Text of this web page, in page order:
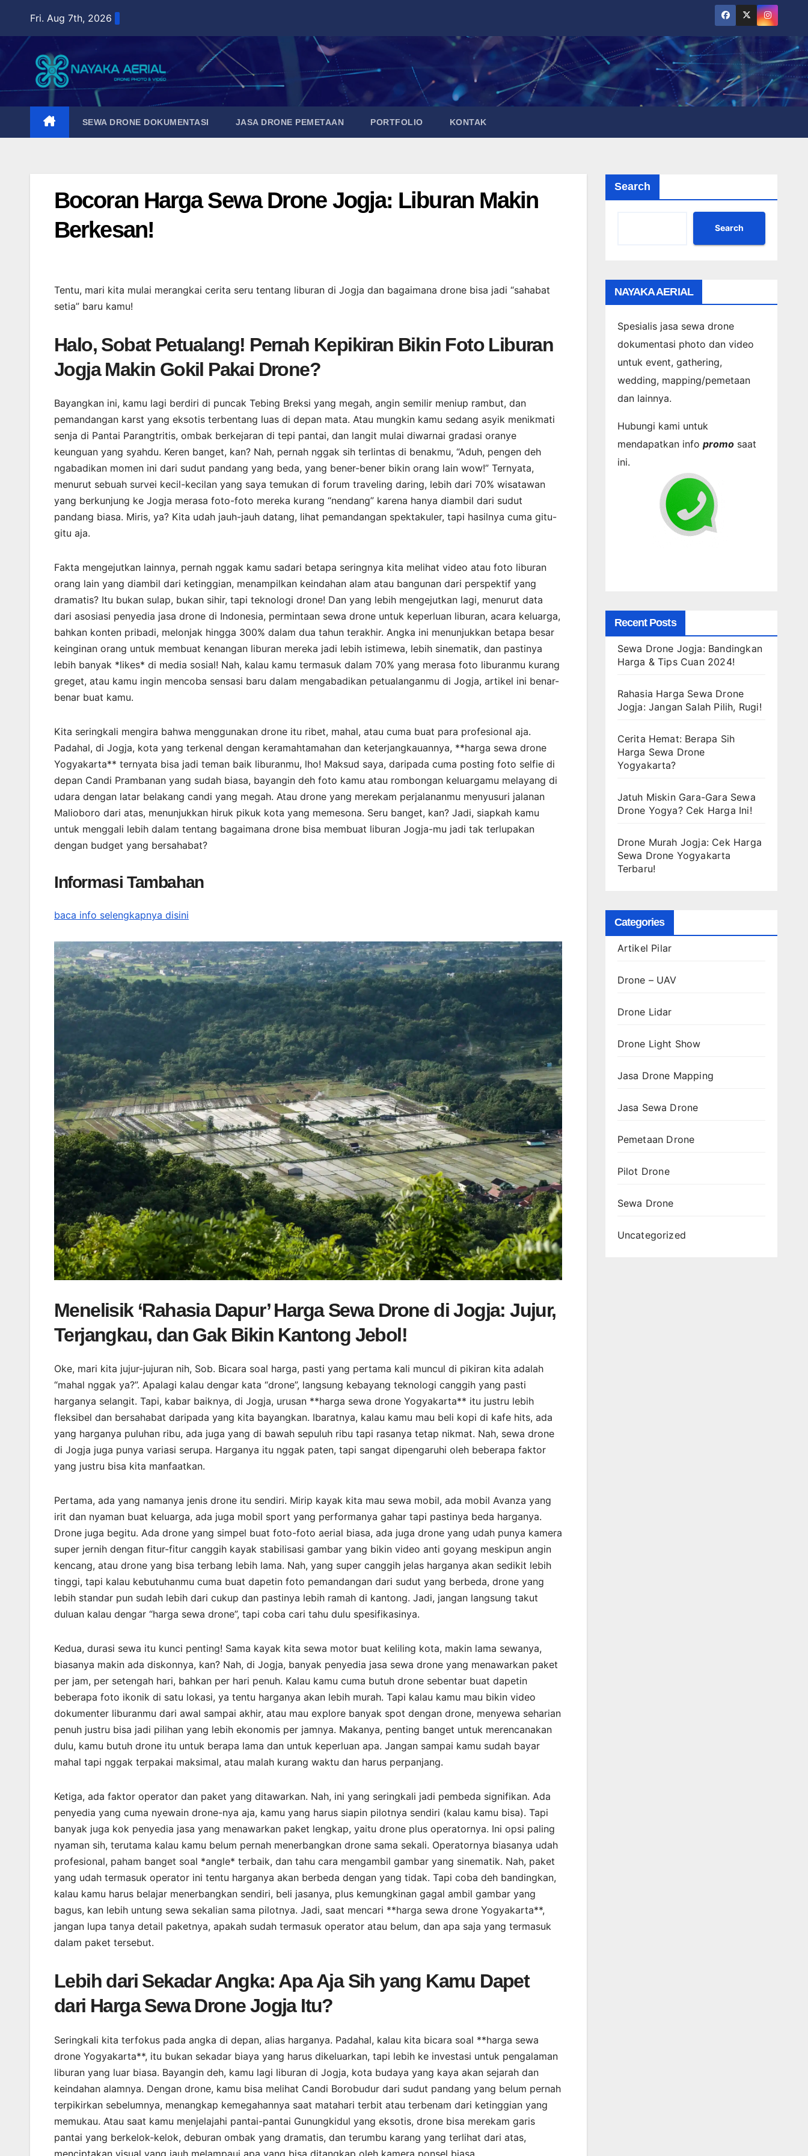
content
Fri. Aug 7th, 2026
SEWA DRONE DOKUMENTASI JASA DRONE PEMETAAN PORTFOLIO KONTAK
Bocoran Harga Sewa Drone Jogja: Liburan Makin
Berkesan!
Tentu, mari kita mulai merangkai cerita seru tentang liburan di Jogja dan bagaimana drone bisa jadi “sahabat
setia” baru kamu!
Halo, Sobat Petualang! Pernah Kepikiran Bikin Foto Liburan
Jogja Makin Gokil Pakai Drone?
Bayangkan ini, kamu lagi berdiri di puncak Tebing Breksi yang megah, angin semilir meniup rambut, dan
pemandangan karst yang eksotis terbentang luas di depan mata. Atau mungkin kamu sedang asyik menikmati
senja di Pantai Parangtritis, ombak berkejaran di tepi pantai, dan langit mulai diwarnai gradasi oranye
keunguan yang syahdu. Keren banget, kan? Nah, pernah nggak sih terlintas di benakmu, “Aduh, pengen deh
ngabadikan momen ini dari sudut pandang yang beda, yang bener-bener bikin orang lain wow!” Ternyata,
menurut sebuah survei kecil-kecilan yang saya temukan di forum traveling daring, lebih dari 70% wisatawan
yang berkunjung ke Jogja merasa foto-foto mereka kurang “nendang” karena hanya diambil dari sudut
pandang biasa. Miris, ya? Kita udah jauh-jauh datang, lihat pemandangan spektakuler, tapi hasilnya cuma gitu-
gitu aja.
Fakta mengejutkan lainnya, pernah nggak kamu sadari betapa seringnya kita melihat video atau foto liburan
orang lain yang diambil dari ketinggian, menampilkan keindahan alam atau bangunan dari perspektif yang
dramatis? Itu bukan sulap, bukan sihir, tapi teknologi drone! Dan yang lebih mengejutkan lagi, menurut data
dari asosiasi penyedia jasa drone di Indonesia, permintaan sewa drone untuk keperluan liburan, acara keluarga,
bahkan konten pribadi, melonjak hingga 300% dalam dua tahun terakhir. Angka ini menunjukkan betapa besar
keinginan orang untuk membuat kenangan liburan mereka jadi lebih istimewa, lebih sinematik, dan pastinya
lebih banyak *likes* di media sosial! Nah, kalau kamu termasuk dalam 70% yang merasa foto liburanmu kurang
greget, atau kamu ingin mencoba sensasi baru dalam mengabadikan petualanganmu di Jogja, artikel ini benar-
benar buat kamu.
Kita seringkali mengira bahwa menggunakan drone itu ribet, mahal, atau cuma buat para profesional aja.
Padahal, di Jogja, kota yang terkenal dengan keramahtamahan dan keterjangkauannya, **harga sewa drone
Yogyakarta** ternyata bisa jadi teman baik liburanmu, lho! Maksud saya, daripada cuma posting foto selfie di
depan Candi Prambanan yang sudah biasa, bayangin deh foto kamu atau rombongan keluargamu melayang di
udara dengan latar belakang candi yang megah. Atau drone yang merekam perjalananmu menyusuri jalanan
Malioboro dari atas, menunjukkan hiruk pikuk kota yang memesona. Seru banget, kan? Jadi, siapkah kamu
untuk menggali lebih dalam tentang bagaimana drone bisa membuat liburan Jogja-mu jadi tak terlupakan
dengan budget yang bersahabat?
Informasi Tambahan
baca info selengkapnya disini
Menelisik ‘Rahasia Dapur’ Harga Sewa Drone di Jogja: Jujur,
Terjangkau, dan Gak Bikin Kantong Jebol!
Oke, mari kita jujur-jujuran nih, Sob. Bicara soal harga, pasti yang pertama kali muncul di pikiran kita adalah
“mahal nggak ya?”. Apalagi kalau dengar kata “drone”, langsung kebayang teknologi canggih yang pasti
harganya selangit. Tapi, kabar baiknya, di Jogja, urusan **harga sewa drone Yogyakarta** itu justru lebih
fleksibel dan bersahabat daripada yang kita bayangkan. Ibaratnya, kalau kamu mau beli kopi di kafe hits, ada
yang harganya puluhan ribu, ada juga yang di bawah sepuluh ribu tapi rasanya tetap nikmat. Nah, sewa drone
di Jogja juga punya variasi serupa. Harganya itu nggak paten, tapi sangat dipengaruhi oleh beberapa faktor
yang justru bisa kita manfaatkan.
Pertama, ada yang namanya jenis drone itu sendiri. Mirip kayak kita mau sewa mobil, ada mobil Avanza yang
irit dan nyaman buat keluarga, ada juga mobil sport yang performanya gahar tapi pastinya beda harganya.
Drone juga begitu. Ada drone yang simpel buat foto-foto aerial biasa, ada juga drone yang udah punya kamera
super jernih dengan fitur-fitur canggih kayak stabilisasi gambar yang bikin video anti goyang meskipun angin
kencang, atau drone yang bisa terbang lebih lama. Nah, yang super canggih jelas harganya akan sedikit lebih
tinggi, tapi kalau kebutuhanmu cuma buat dapetin foto pemandangan dari sudut yang berbeda, drone yang
lebih standar pun sudah lebih dari cukup dan pastinya lebih ramah di kantong. Jadi, jangan langsung takut
duluan kalau dengar “harga sewa drone”, tapi coba cari tahu dulu spesifikasinya.
Kedua, durasi sewa itu kunci penting! Sama kayak kita sewa motor buat keliling kota, makin lama sewanya,
biasanya makin ada diskonnya, kan? Nah, di Jogja, banyak penyedia jasa sewa drone yang menawarkan paket
per jam, per setengah hari, bahkan per hari penuh. Kalau kamu cuma butuh drone sebentar buat dapetin
beberapa foto ikonik di satu lokasi, ya tentu harganya akan lebih murah. Tapi kalau kamu mau bikin video
dokumenter liburanmu dari awal sampai akhir, atau mau explore banyak spot dengan drone, menyewa seharian
penuh justru bisa jadi pilihan yang lebih ekonomis per jamnya. Makanya, penting banget untuk merencanakan
dulu, kamu butuh drone itu untuk berapa lama dan untuk keperluan apa. Jangan sampai kamu sudah bayar
mahal tapi nggak terpakai maksimal, atau malah kurang waktu dan harus perpanjang.
Ketiga, ada faktor operator dan paket yang ditawarkan. Nah, ini yang seringkali jadi pembeda signifikan. Ada
penyedia yang cuma nyewain drone-nya aja, kamu yang harus siapin pilotnya sendiri (kalau kamu bisa). Tapi
banyak juga kok penyedia jasa yang menawarkan paket lengkap, yaitu drone plus operatornya. Ini opsi paling
nyaman sih, terutama kalau kamu belum pernah menerbangkan drone sama sekali. Operatornya biasanya udah
profesional, paham banget soal *angle* terbaik, dan tahu cara mengambil gambar yang sinematik. Nah, paket
yang udah termasuk operator ini tentu harganya akan berbeda dengan yang tidak. Tapi coba deh bandingkan,
kalau kamu harus belajar menerbangkan sendiri, beli jasanya, plus kemungkinan gagal ambil gambar yang
bagus, kan lebih untung sewa sekalian sama pilotnya. Jadi, saat mencari **harga sewa drone Yogyakarta**,
jangan lupa tanya detail paketnya, apakah sudah termasuk operator atau belum, dan apa saja yang termasuk
dalam paket tersebut.
Lebih dari Sekadar Angka: Apa Aja Sih yang Kamu Dapet
dari Harga Sewa Drone Jogja Itu?
Seringkali kita terfokus pada angka di depan, alias harganya. Padahal, kalau kita bicara soal **harga sewa
drone Yogyakarta**, itu bukan sekadar biaya yang harus dikeluarkan, tapi lebih ke investasi untuk pengalaman
liburan yang luar biasa. Bayangin deh, kamu lagi liburan di Jogja, kota budaya yang kaya akan sejarah dan
keindahan alamnya. Dengan drone, kamu bisa melihat Candi Borobudur dari sudut pandang yang belum pernah
terpikirkan sebelumnya, menangkap kemegahannya saat matahari terbit atau terbenam dari ketinggian yang
memukau. Atau saat kamu menjelajahi pantai-pantai Gunungkidul yang eksotis, drone bisa merekam garis
pantai yang berkelok-kelok, deburan ombak yang dramatis, dan terumbu karang yang terlihat dari atas,
menciptakan visual yang jauh melampaui apa yang bisa ditangkap oleh kamera ponsel biasa.
Search
Search
NAYAKA AERIAL
Spesialis jasa sewa drone
dokumentasi photo dan video
untuk event, gathering,
wedding, mapping/pemetaan
dan lainnya.
Hubungi kami untuk
mendapatkan info promosaat
ini.
Recent Posts
Sewa Drone Jogja: Bandingkan
Harga & Tips Cuan 2024!
Rahasia Harga Sewa Drone
Jogja: Jangan Salah Pilih, Rugi!
Cerita Hemat: Berapa Sih
Harga Sewa Drone
Yogyakarta?
Jatuh Miskin Gara-Gara Sewa
Drone Yogya? Cek Harga Ini!
Drone Murah Jogja: Cek Harga
Sewa Drone Yogyakarta
Terbaru!
Categories
Artikel Pilar
Drone – UAV
Drone Lidar
Drone Light Show
Jasa Drone Mapping
Jasa Sewa Drone
Pemetaan Drone
Pilot Drone
Sewa Drone
Uncategorized